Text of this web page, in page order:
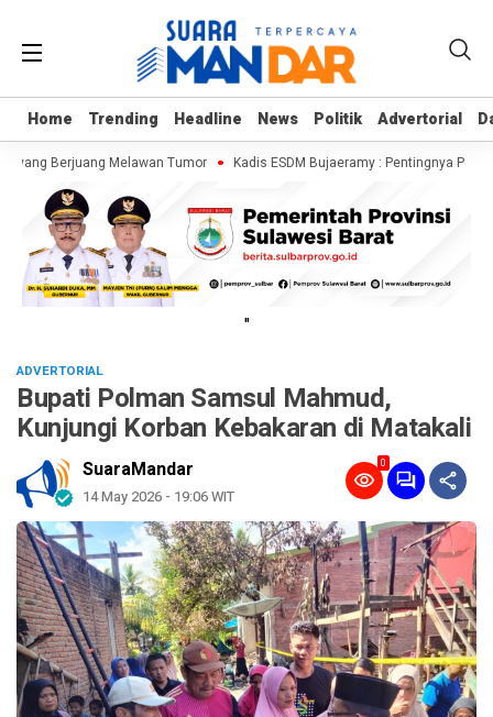
Home Trending Headline News Politik Advertorial
Home Trending Headline News Politik Advertorial
yang Berjuang Melawan Tumor Kadis ESDM Bujaeramy : Pentingnya
"
ADVERTORIAL
Bupati Polman Samsul Mahmud,
Kunjungi Korban Kebakaran di Matakali
SuaraMandar
14 May 2026 - 19:06 WIT
0